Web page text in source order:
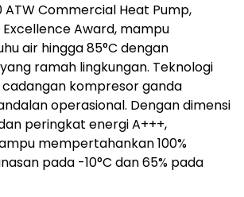
ATW Commercial Heat Pump,
Award, mampu
air hingga 85°C dengan
ramah lingkungan. Teknologi
kompresor ganda
operasional. Dengan dimensi
peringkat energi A+++,
mempertahankan 100%
pada -10°C dan 65% pada